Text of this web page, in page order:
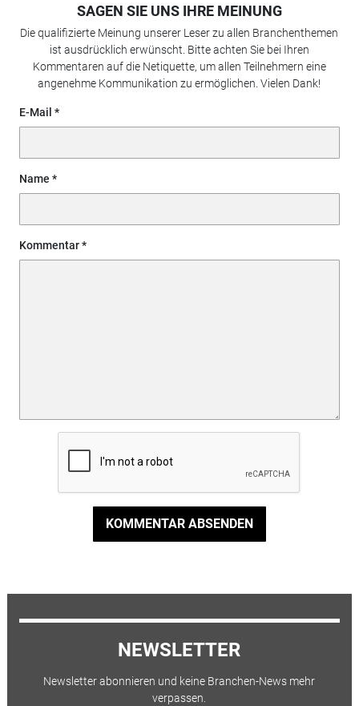
SAGEN SIE UNS IHRE MEINUNG
Die qualifizierte Meinung unserer Leser zu allen Branchenthemen
ist ausdrücklich erwünscht. Bitte achten Sie bei Ihren
Kommentaren auf die Netiquette, um allen Teilnehmern eine
angenehme Kommunikation zu ermöglichen. Vielen Dank!
E-Mail
Name
Kommentar
KOMMENTAR ABSENDEN
NEWSLETTER
Newsletter abonnieren und keine Branchen-News mehr
verpassen.